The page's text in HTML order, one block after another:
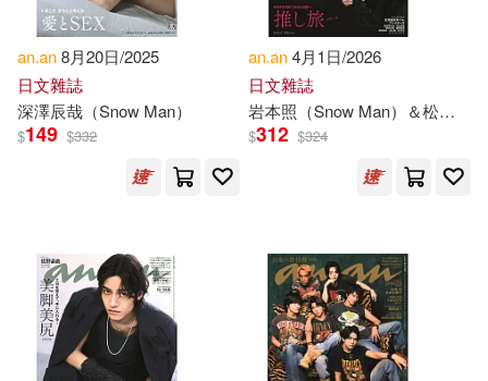
Anan’Ev(1)
Anirban/ Jedidi(1)
Annette Yoshiko (EDT)/ Veltri(1)
Apirat (EDT)/ Kruesubthaworn(1)
an.an8月20日/2025
日文雜誌
深澤辰哉（Snow Man）
$149 $332
an.an4月1日/2026
日文雜誌
岩本照（Snow Man）＆松田元太（Travis Japan）
$312 $324